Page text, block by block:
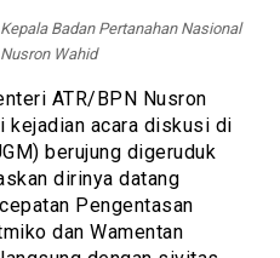
Badan Pertanahan Nasional
Wahid
ATR/BPN Nusron
kejadian acara diskusi di
berujung digeruduk
dirinya datang
Pengentasan
dan Wamentan